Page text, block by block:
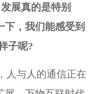
展真的是特别
下，我们能感受到
子呢?
人与人的通信正在